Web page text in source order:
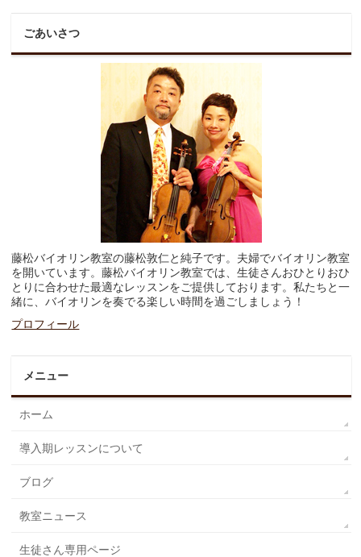
ごあいさつ
藤松バイオリン教室の藤松敦仁と純子です。夫婦でバイオリン教室
を開いています。藤松バイオリン教室では、生徒さんおひとりおひ
とりに合わせた最適なレッスンをご提供しております。私たちと一
緒に、バイオリンを奏でる楽しい時間を過ごしましょう！
プロフィール
メニュー
ホーム
導入期レッスンについて
ブログ
教室ニュース
生徒さん専用ページ